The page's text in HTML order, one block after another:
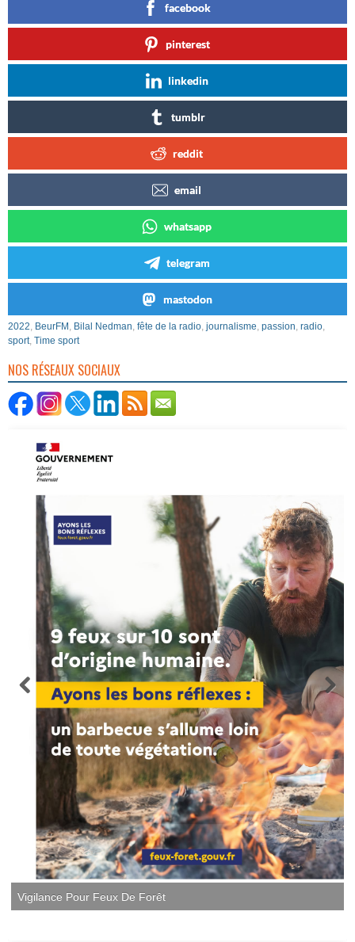
facebook
pinterest
linkedin
tumblr
reddit
email
whatsapp
telegram
mastodon
2022, BeurFM , Bilal Nedman, fête de la radio, journalisme, passion, radio,
sport, Time sport
NOS RÉSEAUX SOCIAUX
Vigilance Pour Feux De Forêt